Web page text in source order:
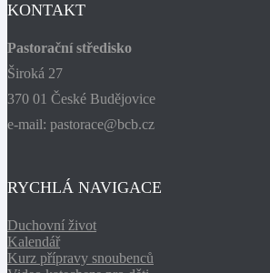
KONTAKT
Pastorační středisko
Široká 27
370 01 České Budějovice
e-mail: pastorace@bcb.cz
RYCHLÁ NAVIGACE
Duchovní život
Kalendář
Kurz přípravy snoubenců